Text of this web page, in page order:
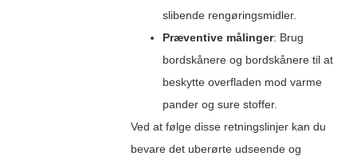
slibende rengøringsmidler.
Præventive målinger: Brug
bordskånere og bordskånere til at
beskytte overfladen mod varme
pander og sure stoffer.
Ved at følge disse retningslinjer kan du
bevare det uberørte udseende og